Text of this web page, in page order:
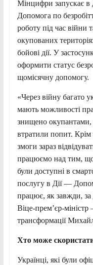
Мінцифри запускає в
Допомога по
роботу під час війни
окупованих
бойові дії. У
оформити статус
щомісячну допомогу.
«Через війну багато
мають можливості
знищено окупантами,
втратили попит. Крім
змоги зараз
працюємо над тим,
були доступні в
послугу в Дії —
працює, як завжди, за
Віце-прем’єр-
трансформації
Хто може
Українці, які були